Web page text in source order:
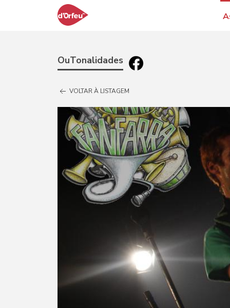
OuTonalidades
VOLTAR À LISTAGEM